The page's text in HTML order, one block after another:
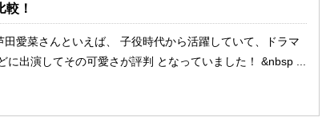
較！
田愛菜さんといえば、 子役時代から活躍していて、ドラマ
に出演してその可愛さが評判 となっていました！ &nbsp ...